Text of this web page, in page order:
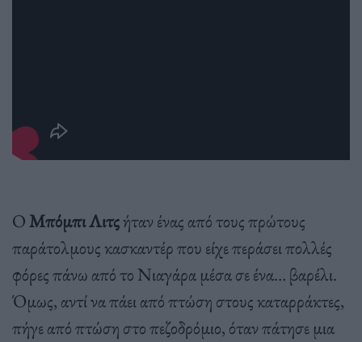
ΟΜπόμπι Λιτςήταν ένας από τους πρώτους
παράτολμους κασκαντέρ που είχε περάσει πολλές
φόρες πάνω από το Νιαγάρα μέσα σε ένα… βαρέλι.
Όμως, αντί να πάει από πτώση στους καταρράκτες,
πήγε από πτώση στο πεζοδρόμιο, όταν πάτησε μια